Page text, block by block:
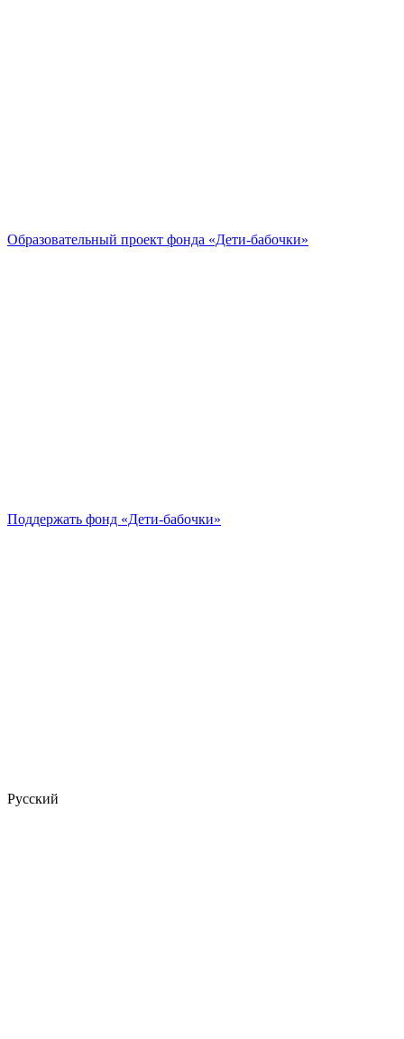
Образовательный проект фонда «Дети-бабочки»
Поддержать фонд «Дети-бабочки»
Русский